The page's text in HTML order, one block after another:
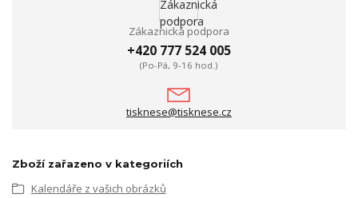
Zákaznická podpora
+420 777 524 005
(Po-Pá, 9-16 hod.)
tisknese@tisknese.cz
Zboží zařazeno v kategoriích
Kalendáře z vašich obrázků